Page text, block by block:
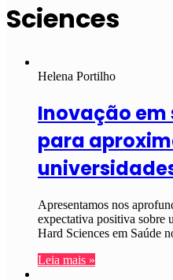
Sciences
Helena Portilho
Inovação em
para
Apresentamos nos
expectativa positiva sobre
Hard Sciences em Saúde
Leia mais »